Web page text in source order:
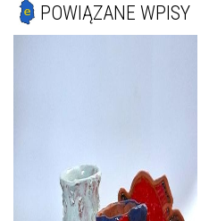
POWIĄZANE WPISY